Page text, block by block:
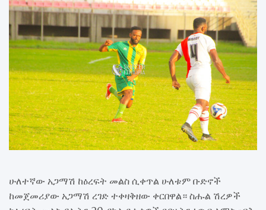
ሁለተኛው አጋማሽ ከዕረፍት መልስ ሲቀጥል ሁለቱም ቡድኖች
ከመጀመሪያው አጋማሽ ረገድ ተቀዛቅዘው ቀርበዋል። ስሑል ሽረዎች